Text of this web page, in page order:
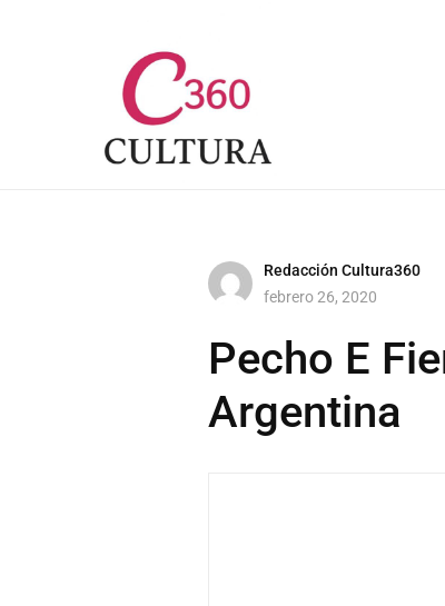
Redacción Cultura360
febrero 26, 2020
Pecho E
Argentina